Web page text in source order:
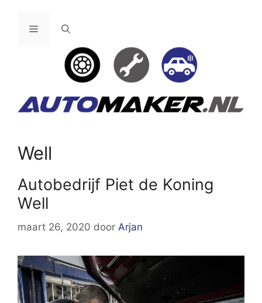
Menu
Well
Autobedrijf Piet de Koning
Well
maart 26, 2020 door Arjan